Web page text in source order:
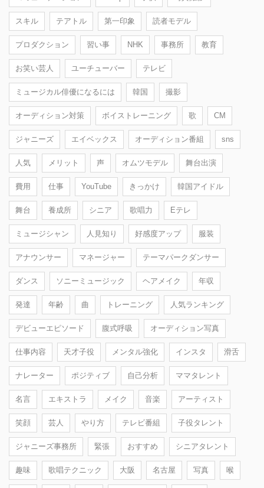
スキル テアトル 第一印象 読者モデル
プロダクション 習い事 NHK 事務所 教育
お笑い芸人 ユーチューバー テレビ
ミュージカル俳優になるには 韓国 撮影
オーディション対策 ボイストレーニング 歌 CM
ジャニーズ エイベックス オーディション番組 sns
人気 メリット 声 オムツモデル 舞台出演
費用 仕事 YouTube きっかけ 韓国アイドル
舞台 養成所 シニア 歌唱力 Eテレ
ミュージシャン 人見知り 好感度アップ 服装
アナウンサー マネージャー テーマパークダンサー
ダンス ソニーミュージック ヘアメイク 年収
発達 年齢 曲 トレーニング 人気ランキング
デビューエピソード 腹式呼吸 オーディション写真
仕事内容 天才子役 メンタル強化 インスタ 滑舌
ナレーター ポジティブ 自己分析 ママタレント
名言 エキストラ メイク 音楽 アーティスト
笑顔 芸人 やり方 テレビ番組 子役タレント
ジャニーズ事務所 緊張 おすすめ シニアタレント
趣味 歌唱テクニック 大阪 名古屋 写真 喉